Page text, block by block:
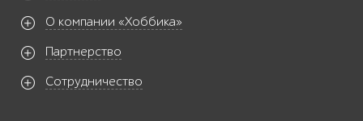
О компании «Хоббика»
Партнерство
Сотрудничество